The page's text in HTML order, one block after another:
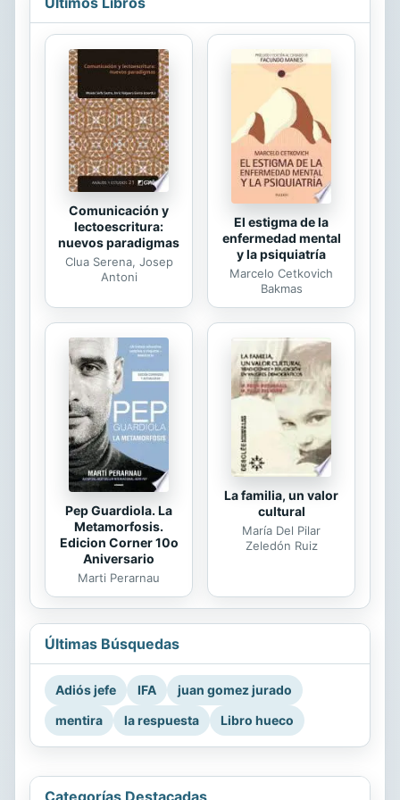
valor perenne de las enseñanzas de
Jesús. El lector es invitado así a una
renovación espiritual de unión con
Dios, que despierte su fe y le anime
a transmitirla. Encontrará en estas
páginas una atractiva combinación de
doctrina sólida y anécdotas
sugerentes.
Comunicación y
lectoescritura:
nuevos paradigmas
Clua Serena, Josep
Antoni
El estigma de la
enfermedad mental
y la psiquiatría
Marcelo Cetkovich
Bakmas
Pep Guardiola. La
Metamorfosis.
Edicion Corner 10o
Aniversario
Marti Perarnau
La familia, un valor
cultural
María Del Pilar
Zeledón Ruiz
Últimas Búsquedas
Adiós jefe IFA
juan gomez jurado
mentira
la respuesta Libro hueco
Categorías Destacadas